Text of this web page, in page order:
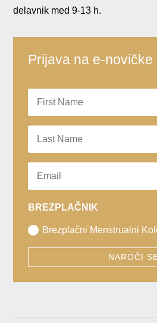
delavnik med 9-13 h.
Prijava na e-novičke
BREZPLAČNIK
Brezplačni Menstrualni
NAROČI